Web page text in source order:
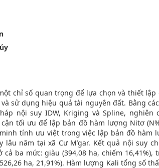
chỉ số quan trọng để lựa chọn và thiết lập
sử dụng hiệu quả tài nguyên đất. Bằng
nội suy IDW, Kriging và Spline, nghiên
tối ưu để lập bản đồ hàm lượng Nitơ
tính ưu việt trong việc lập bản đồ hàm
lâu năm tại xã Cư M’gar. Kết quả nội suy
ba mức: giàu (394,08 ha, chiếm 16,41%),
ha, 21,91%). Hàm lượng Kali tổng số